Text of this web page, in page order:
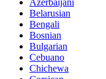
Azerbaijani
Belarusian
Bengali
Bosnian
Bulgarian
Cebuano
Chichewa